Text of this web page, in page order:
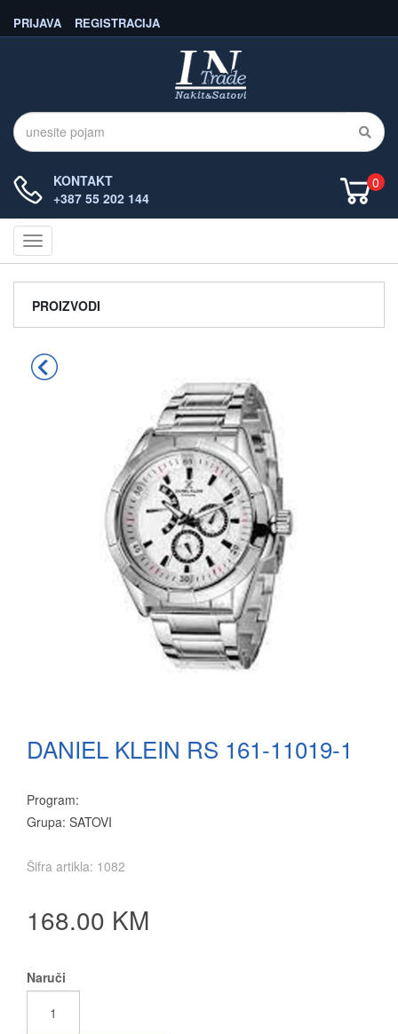
REGISTRACIJA
PRIJAVA
KONTAKT
+387 55 202 144
0
Navigacija
PROIZVODI
DANIEL KLEIN RS 161-11019-1
Program:
Grupa: SATOVI
Šifra artikla: 1082
168.00 KM
Naruči